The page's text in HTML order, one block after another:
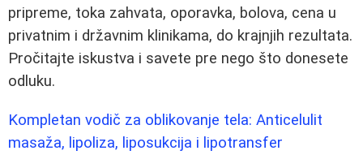
pripreme, toka zahvata, oporavka, bolova, cena u
privatnim i državnim klinikama, do krajnjih rezultata.
Pročitajte iskustva i savete pre nego što donesete
odluku.
Kompletan vodič za oblikovanje tela: Anticelulit
masaža, lipoliza, liposukcija i lipotransfer